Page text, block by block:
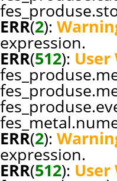
ERR(2):
expression.
ERR(512): User
ERR(2):
expression.
ERR(512): User